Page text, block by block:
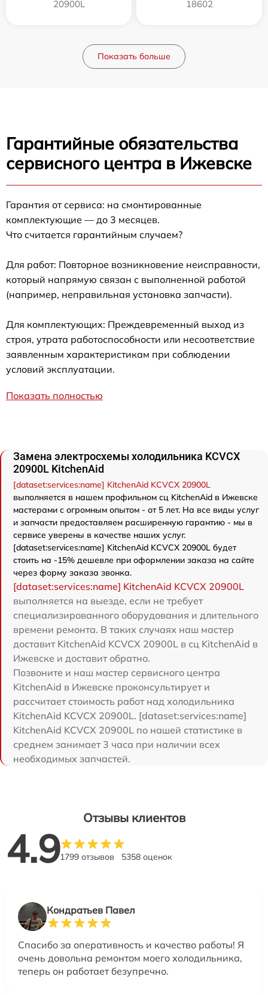
20900L
18602
Показать больше
Гарантийные обязательства
сервисного центра в Ижевске
Гарантия от сервиса: на смонтированные
комплектующие — до 3 месяцев.
Что считается гарантийным случаем?
Для работ: Повторное возникновение неисправности,
который напрямую связан с выполненной работой
(например, неправильная установка запчасти).
Для комплектующих: Преждевременный выход из
строя, утрата работоспособности или несоответствие
заявленным характеристикам при соблюдении
условий эксплуатации.
Показать полностью
Замена электросхемы холодильника KCVCX
20900L KitchenAid
[dataset:services:name] KitchenAid KCVCX 20900L
выполняется в нашем профильном сц KitchenAid в Ижевске
мастерами с огромным опытом - от 5 лет. На все виды услуг
и запчасти предоставляем расширенную гарантию - мы в
сервисе уверены в качестве наших услуг.
[dataset:services:name] KitchenAid KCVCX 20900L будет
стоить на -15% дешевле при оформлении заказа на сайте
через форму заказа звонка.
[dataset:services:name] KitchenAid KCVCX 20900L
выполняется на выезде, если не требует
специализированного оборудования и длительного
времени ремонта. В таких случаях наш мастер
доставит KitchenAid KCVCX 20900L в сц KitchenAid в
Ижевске и доставит обратно.
Позвоните и наш мастер сервисного центра
KitchenAid в Ижевске проконсультирует и
рассчитает стоимость работ над холодильника
KitchenAid KCVCX 20900L. [dataset:services:name]
KitchenAid KCVCX 20900L по нашей статистике в
среднем занимает 3 часа при наличии всех
необходимых запчастей.
Отзывы клиентов
4.91799 отзывов 5358 оценок
Кондратьев Павел
Спасибо за оперативность и качество работы! Я
очень довольна ремонтом моего холодильника,
теперь он работает безупречно.